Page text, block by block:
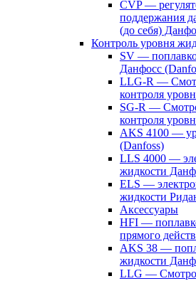
CVP —
поддержания
(до себя)
Контроль уровня
SV —
Данфосс
LLG-R —
контроля
SG-R —
контроля
AKS 4100 —
(Danfoss)
LLS 4000 —
жидкости
ELS —
жидкости
Аксессуары
HFI —
прямого
AKS 38 —
жидкости
LLG —